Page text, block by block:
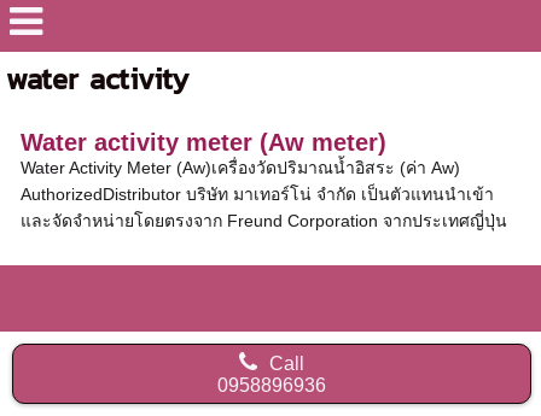
water activity
Water activity meter (Aw meter)
Water Activity Meter (Aw)เครื่องวัดปริมาณน้ำอิสระ (ค่า Aw)
AuthorizedDistributor บริษัท มาเทอร์โน่ จำกัด เป็นตัวแทนนำเข้า
และจัดจำหน่ายโดยตรงจาก Freund Corporation จากประเทศญี่ปุ่น
Call
0958896936